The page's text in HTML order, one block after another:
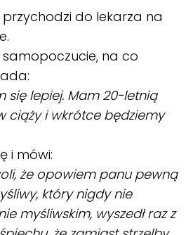
do lekarza na
na co
się lepiej. Mam 20-letnią
ciąży i wkrótce będziemy
i mówi:
że opowiem panu pewną
który nigdy nie
myśliwskim, wyszedł raz z